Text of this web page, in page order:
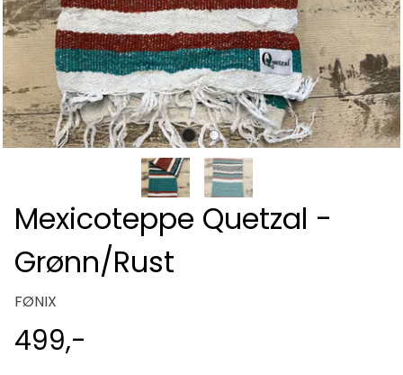
Mexicoteppe Quetzal -
Grønn/Rust
FØNIX
499,-